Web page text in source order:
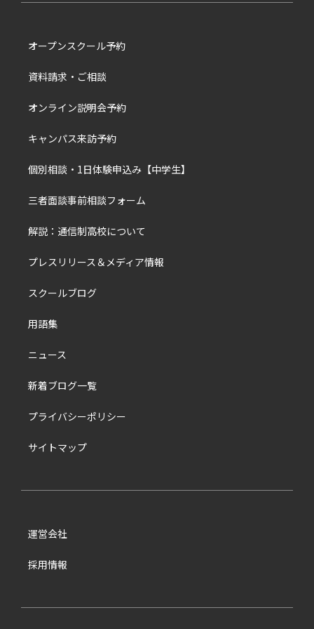
オープンスクール予約
資料請求・ご相談
オンライン説明会予約
キャンパス来訪予約
個別相談・1日体験申込み【中学生】
三者面談事前相談フォーム
解説：通信制高校について
プレスリリース＆メディア情報
スクールブログ
用語集
ニュース
新着ブログ一覧
プライバシーポリシー
サイトマップ
運営会社
採用情報